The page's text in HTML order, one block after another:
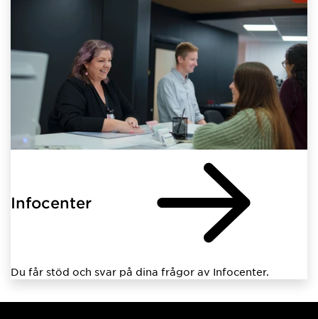
Infocenter
Du får stöd och svar på dina frågor av Infocenter.